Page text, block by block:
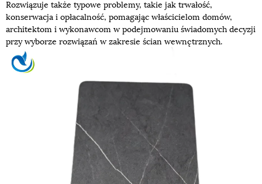
Rozwiązuje także typowe problemy, takie jak trwałość,
konserwacja i opłacalność, pomagając właścicielom domów,
architektom i wykonawcom w podejmowaniu świadomych decyzji
przy wyborze rozwiązań w zakresie ścian wewnętrznych.